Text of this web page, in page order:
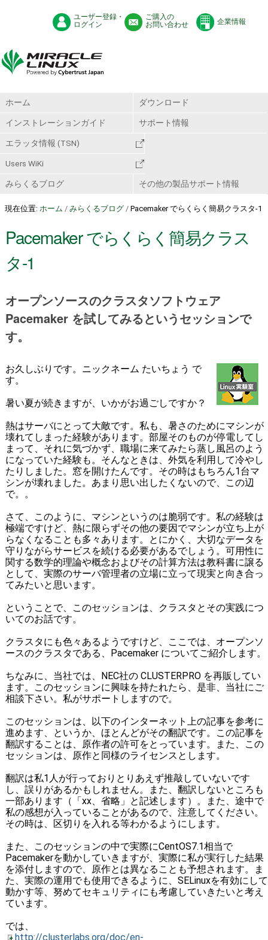
ユーザー登録・
ログイン
ご購入の
お問い合わせ
企業情報
ホーム ダウンロード
インストレーションガイド サポート情報
エラッタ情報 (TSN)
Users WiKi
みらくるブログ その他の製品サポート情報
現在位置: ホーム / みらくるブログ / Pacemaker でらくらく簡易クラスタ-1
Pacemaker でらくらく簡易クラス
タ-1
オープンソースのクラスタソフトウェア
Pacemaker を試してみるというセッションで
す。
お久しぶりです。ニックネーム たいちょう で
す。
暑い夏が続きますが、いかがお過ごしですか？
熱はサーバにとって大敵です。私も、暑さのためにマシンが
壊れてしまった経験があります。部屋そのものが停電してし
まって、それに気づかず、職場に来てみたら蒸し風呂のよう
になっていた経験も。そんなときは、外気を利用して冷やし
たりしました。窓を開けたんです。その時はもちろん1台マ
シンが壊れました。あまり思い出したくないので、この辺
で。。
さて、このように、マシンというのは脆弱です。私の経験は
極端ですけど、熱に限らずその他の要因でマシンが立ち上が
らなくなることも多々あります。とにかく、大切なデータを
守りながらサービスを続ける必要があるでしょう。可用性に
関する数学的理論や概念およびその計算方法は教科書に譲る
として、実際のサーバ管理者の立場に立って現実と向き合っ
てみたいと思います。
ということで、このセッションは、クラスタとその実践につ
いてのお話です。
クラスタにも色々あるようですけど、ここでは、オープンソ
ースのクラスタである、Pacemaker についてご紹介します。
ちなみに、当社では、NEC社の CLUSTERPRO を再販してい
ます。このセッションに興味を持たれたら、是非、当社にご
相談下さい。私がサポートしますので。
このセッションは、以下のインターネット上の記事を参考に
進めます、というか、ほとんどがその翻訳です。この記事を
翻訳することは、原作者の許可をとっています。また、この
セッションは、原作と同様のライセンスとします。
翻訳は私1人が行っておりとりあえず推敲していないです
し、誤りがあるかもしれません。また、翻訳しないところも
一部あります（「xx、省略」と記述します）。また、途中で
私の感想が入っていることがあるので、注意してください。
その時は、区切りを入れる等わかるようにします。
また、このセッションの中で実際にCentOS7.1相当で
Pacemakerを動かしていきますが、実際に私が実行した結果
を添付しますので、原作とは異なることも予想されます。ま
た、実際の運用でも使用できるように、SELinuxを有効にして
動かす等、努めてセキュリティにも考慮していきたいと考え
ています。
では、
http://clusterlabs.org/doc/en-